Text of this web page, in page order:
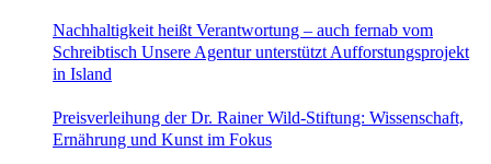
Nachhaltigkeit heißt Verantwortung – auch fernab vom
Schreibtisch Unsere Agentur unterstützt Aufforstungsprojekt
in Island
Preisverleihung der Dr. Rainer Wild-Stiftung: Wissenschaft,
Ernährung und Kunst im Fokus